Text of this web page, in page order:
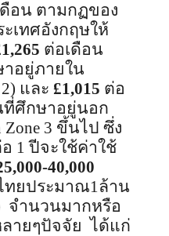
อน ตามกฏของ
เทศอังกฤษให้
ต่อเดือน
อยู่ภายใน
2) และ £1,015 ต่อ
ที่ศึกษาอยู่นอก
Zone 3 ขึ้นไป ซึ่ง
1ปีจะใช้ค่าใช้
40,000
ทยประมาณ1ล้าน
จำนวนมากหรือ
ายๆปัจจัย ได้แก่